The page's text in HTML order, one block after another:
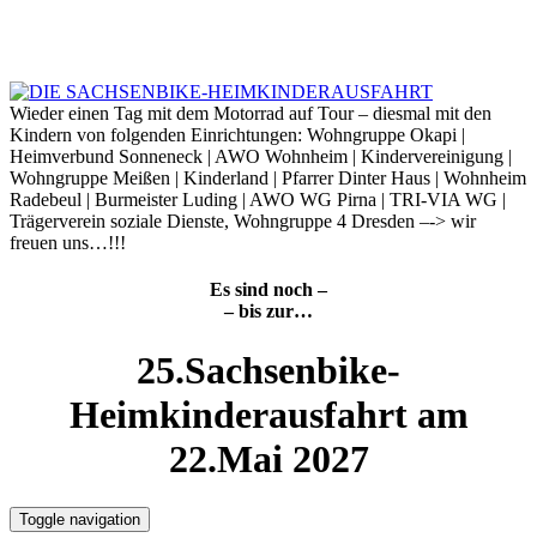
Wieder einen Tag mit dem Motorrad auf Tour – diesmal mit den
Kindern von folgenden Einrichtungen: Wohngruppe Okapi |
Heimverbund Sonneneck | AWO Wohnheim | Kindervereinigung |
Wohngruppe Meißen | Kinderland | Pfarrer Dinter Haus | Wohnheim
Radebeul | Burmeister Luding | AWO WG Pirna | TRI-VIA WG |
Trägerverein soziale Dienste, Wohngruppe 4 Dresden –-> wir
freuen uns…!!!
Es sind noch –
– bis zur…
25.Sachsenbike-
Heimkinderausfahrt am
22.Mai 2027
Toggle navigation